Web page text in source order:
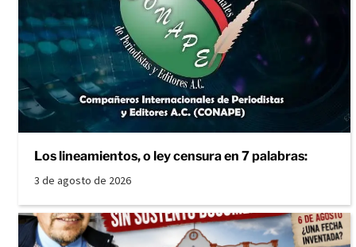
Los lineamientos, o ley censura en 7 palabras:
3 de agosto de 2026